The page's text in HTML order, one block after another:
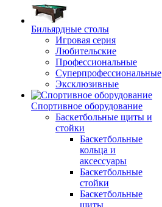
Бильярдные столы
Игровая серия
Любительские
Профессиональные
Суперпрофессиональные
Эксклюзивные
Спортивное оборудование
Баскетбольные щиты и
стойки
Баскетбольные
кольца и
аксессуары
Баскетбольные
стойки
Баскетбольные
щиты